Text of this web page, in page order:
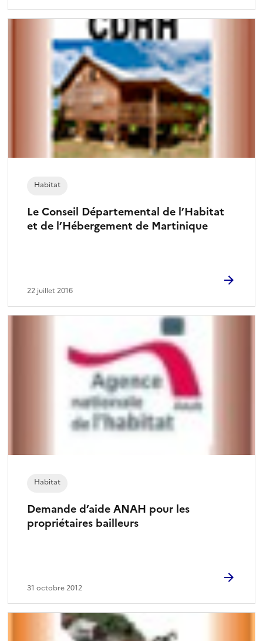
Le Conseil Départemental de l’Habitat
et de l’Hébergement de Martinique
Habitat
22 juillet 2016
Demande d’aide ANAH pour les
propriétaires bailleurs
Habitat
31 octobre 2012